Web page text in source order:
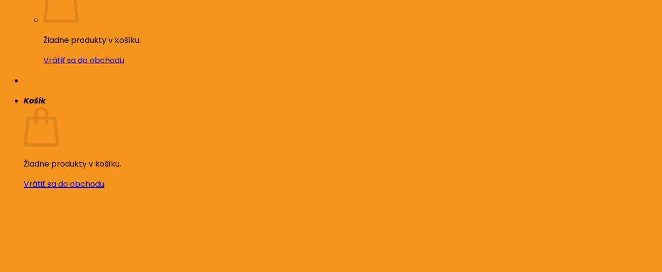
Žiadne produkty v košíku.
Vrátiť sa do obchodu
Košík
Žiadne produkty v košíku.
Vrátiť sa do obchodu